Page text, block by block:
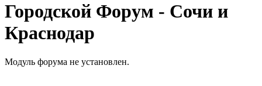
Городской Форум - Сочи и
Краснодар
Модуль форума не установлен.